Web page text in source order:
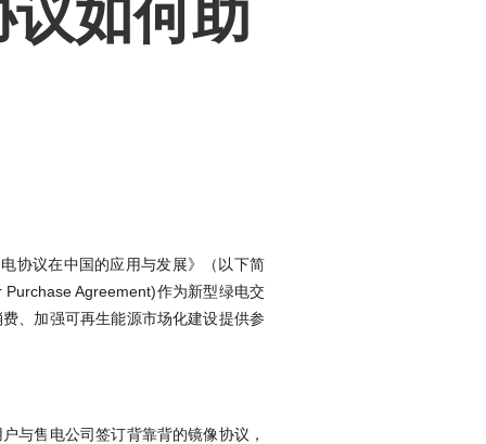
如何助
协议在中国的应用与发展》（以下简
Agreement)作为新型绿电交
、加强可再生能源市场化建设提供参
与售电公司签订背靠背的镜像协议，